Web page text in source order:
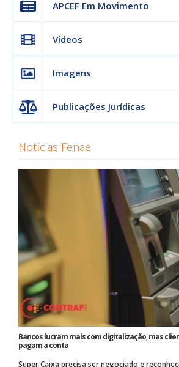
APCEF Em Movimento
Vídeos
Imagens
Publicações Jurídicas
Notícias Fenae
Bancos lucram mais com digitalização, mas
pagam a conta
Super Caixa precisa ser negociado e